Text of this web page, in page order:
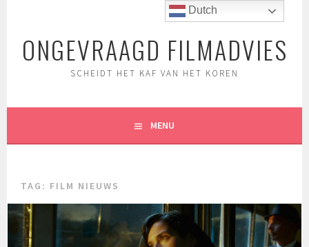
inhoudONGEVRAAGD FILMADVIES
SCHEIDT HET KAF VAN HET KOREN
MENU
TAG: FILM NIEUWS
Dutch